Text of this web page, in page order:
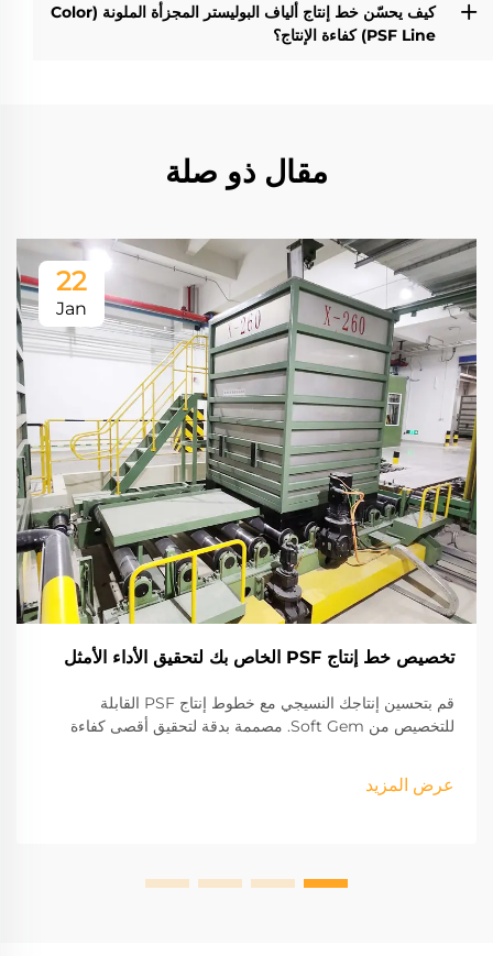
كيف يحسّن خط إنتاج ألياف البوليستر المجزأة الملونة (Color
PSF Line) كفاءة الإنتاج؟
مقال ذو صلة
22
Jan
تخصيص خط إنتاج PSF الخاص بك لتحقيق الأداء الأمثل
قم بتحسين إنتاجك النسيجي مع خطوط إنتاج PSF القابلة
للتخصيص من Soft Gem. مصممة بدقة لتحقيق أقصى كفاءة
عرض المزيد